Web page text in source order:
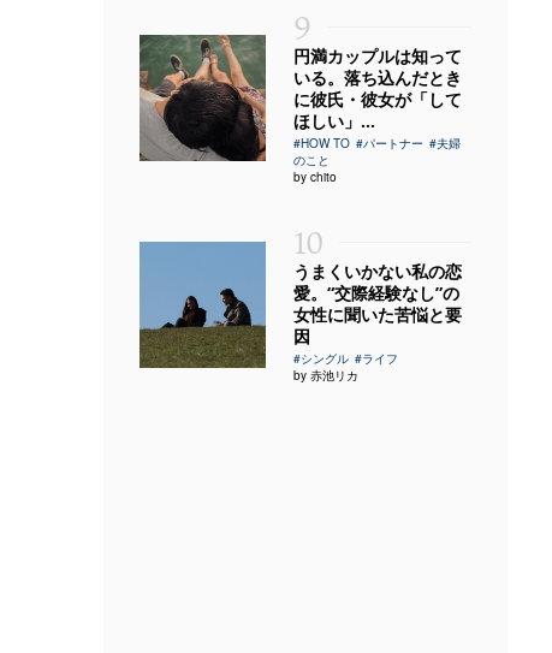
9
円満カップルは知って
いる。落ち込んだとき
に彼氏・彼女が「して
ほしい」...
#HOW TO #パートナー #夫婦
のこと
by chito
10
うまくいかない私の恋
愛。“交際経験なし”の
女性に聞いた苦悩と要
因
#シングル #ライフ
by 赤池リカ